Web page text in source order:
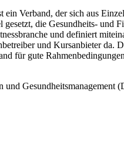
ein Verband, der sich aus
gesetzt, die Gesundheits-
und definiert
und Kursanbieter
für gute
und Gesundheitsmanagement